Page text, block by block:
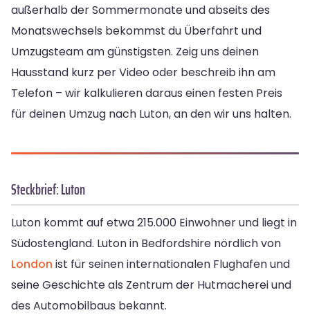
außerhalb der Sommermonate und abseits des
Monatswechsels bekommst du Überfahrt und
Umzugsteam am günstigsten. Zeig uns deinen
Hausstand kurz per Video oder beschreib ihn am
Telefon – wir kalkulieren daraus einen festen Preis
für deinen Umzug nach Luton, an den wir uns halten.
Steckbrief: Luton
Luton kommt auf etwa 215.000 Einwohner und liegt in
Südostengland. Luton in Bedfordshire nördlich von
London ist für seinen internationalen Flughafen und
seine Geschichte als Zentrum der Hutmacherei und
des Automobilbaus bekannt.